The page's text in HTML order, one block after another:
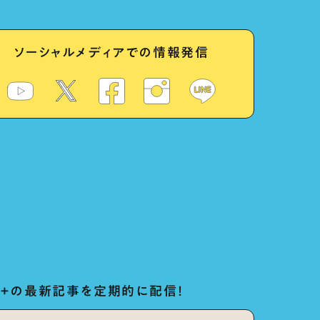
ソーシャルメディアでの情報発信
の最新記事を定期的に配信！